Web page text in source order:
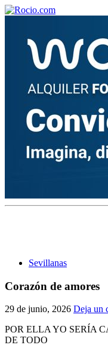
Sevillanas
Corazón de amores
29 de junio, 2026 Deja un
POR ELLA YO SERÍA
DE TODO
¡Bienvenido! Soy
¿En
¿Cuándo se construyó
El traslado cada siete
Quiero hacer el